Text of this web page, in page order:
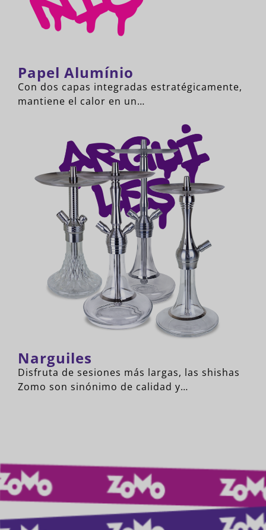
Papel Alumínio
Con dos capas integradas estratégicamente,
mantiene el calor en un…
Narguiles
Disfruta de sesiones más largas, las shishas
Zomo son sinónimo de calidad y…